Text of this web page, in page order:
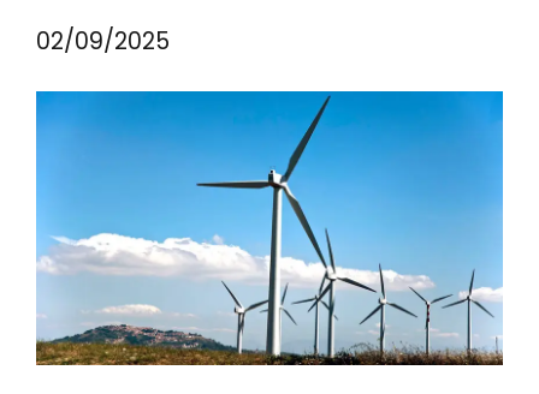
02/09/2025